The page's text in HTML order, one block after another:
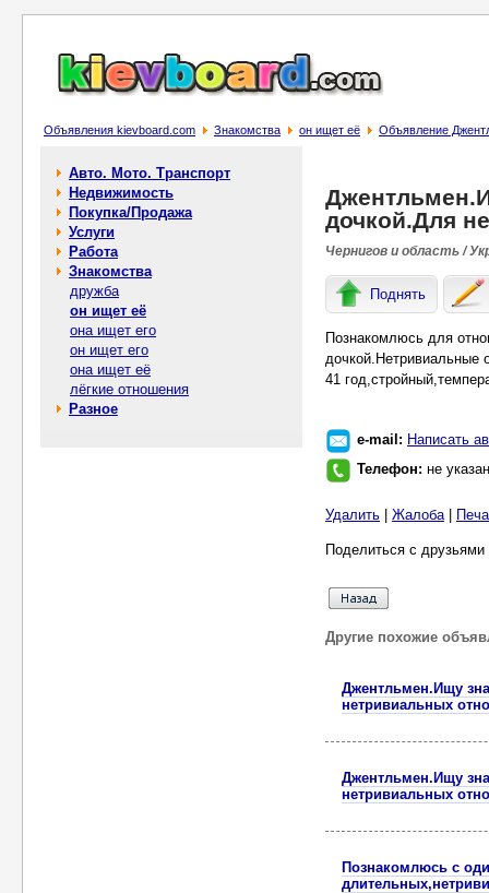
Объявления kievboard.com Знакомства он ищет её Объявление
Авто. Мото. Транспорт
Недвижимость
Покупка/Продажа
Услуги
Работа
Знакомства
дружба
он ищет её
она ищет его
он ищет его
она ищет её
лёгкие отношения
Разное
дочкой.Для
Чернигов и область /
Поднять
Познакомлюсь для
дочкой.Нетривиальные
41
e-mail: Написать
Телефон: не указан
Удалить Жалоба|
Поделиться с
Другие похожие
Джентльмен.Ищу
нетривиальных
Джентльмен.Ищу
нетривиальных
Познакомлюсь с